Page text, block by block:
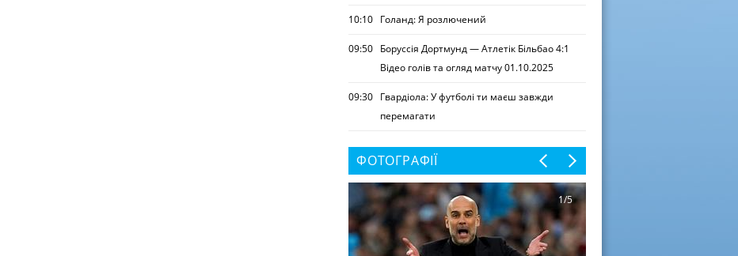
10:10 Голанд: Я розлючений
09:50 Боруссія Дортмунд — Атлетік Більбао 4:1
Відео голів та огляд матчу 01.10.2025
09:30 Гвардіола: У футболі ти маєш завжди
перемагати
ФОТОГРАФІЇ
1/5